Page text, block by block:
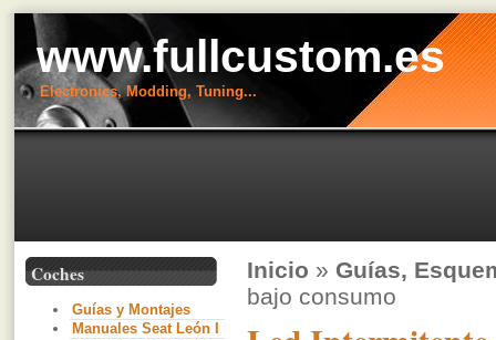
www.fullcustom.es
Electronics, Modding, Tuning...
Coches
Guías y Montajes
Manuales Seat León I
Inicio » Guías,
bajo consumo